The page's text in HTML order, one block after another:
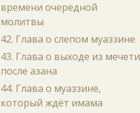
времени очередной
молитвы
42. Глава о слепом муаззине
43. Глава о выходе из мечети
после азана
44. Глава о муаззине,
который ждёт имама